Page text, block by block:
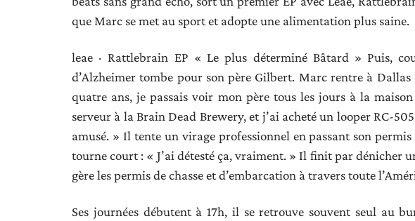
que Marc se met au sport et adopte une alimentation plus saine.
leae · Rattlebrain EP « Le plus déterminé Bâtard » Puis,
d’Alzheimer tombe pour son père Gilbert. Marc rentre à Dallas
quatre ans, je passais voir mon père tous les jours à la
serveur à la Brain Dead Brewery, et j’ai acheté un looper RC-
amusé. » Il tente un virage professionnel en passant son
tourne court : « J’ai détesté ça, vraiment. » Il finit par dénicher
gère les permis de chasse et d’embarcation à travers toute
Ses journées débutent à 17h, il se retrouve souvent seul au